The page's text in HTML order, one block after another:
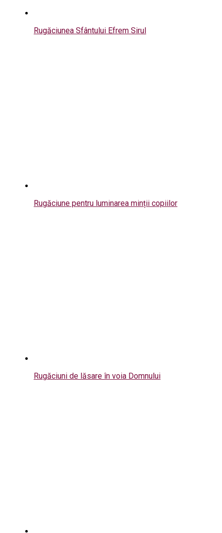
Rugăciunea Sfântului Efrem Sirul
Rugăciune pentru luminarea minții copiilor
Rugăciuni de lăsare în voia Domnului